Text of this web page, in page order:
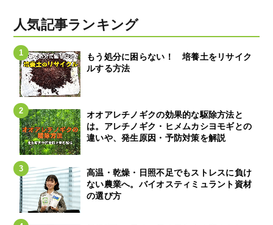
人気記事ランキング
もう処分に困らない！ 培養土をリサイク
ルする方法
オオアレチノギクの効果的な駆除方法と
は。アレチノギク・ヒメムカシヨモギとの
違いや、発生原因・予防対策を解説
高温・乾燥・日照不足でもストレスに負け
ない農業へ。バイオスティミュラント資材
の選び方